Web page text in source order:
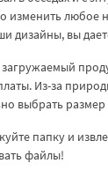
любое
дизайны, вы
Из-за
выбрать
папку и
файлы!